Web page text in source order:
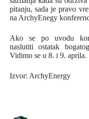
pitanju, sada je pravo
na ArchyEnegy
Ako se po uvodu
naslutiti ostatak
Vidimo se u 8. i 9. aprila.
Izvor: ArchyEnergy